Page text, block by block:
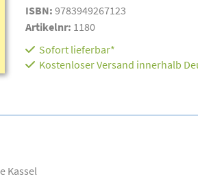
ISBN: 9783949267123
Artikelnr: 1180
Sofort lieferbar*
Kostenloser Versand innerhalb
Kassel